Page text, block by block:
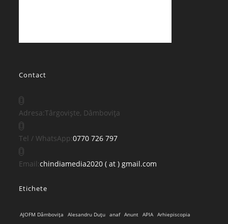
Contact
Adresa:Târgoviște, Dâmbovița
Tel / WhatsApp:0770 726 797Opens
your
Email:chindiamedia2020 ( at ) gmail.com
Etichete
AJOFM Dâmbovița Alesandru Duțu anaf Anunt APIA Arhiepiscopia